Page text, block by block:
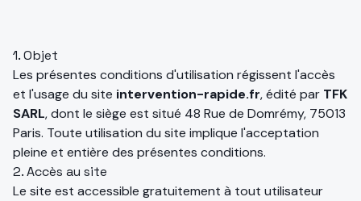
1. Objet
Les présentes conditions d'utilisation régissent l'accès
et l'usage du site intervention-rapide.fr, édité par TFK
SARL, dont le siège est situé 48 Rue de Domrémy, 75013
Paris. Toute utilisation du site implique l'acceptation
pleine et entière des présentes conditions.
2. Accès au site
Le site est accessible gratuitement à tout utilisateur